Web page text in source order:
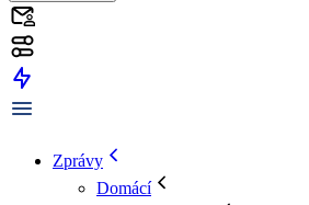
Zprávy
Domácí